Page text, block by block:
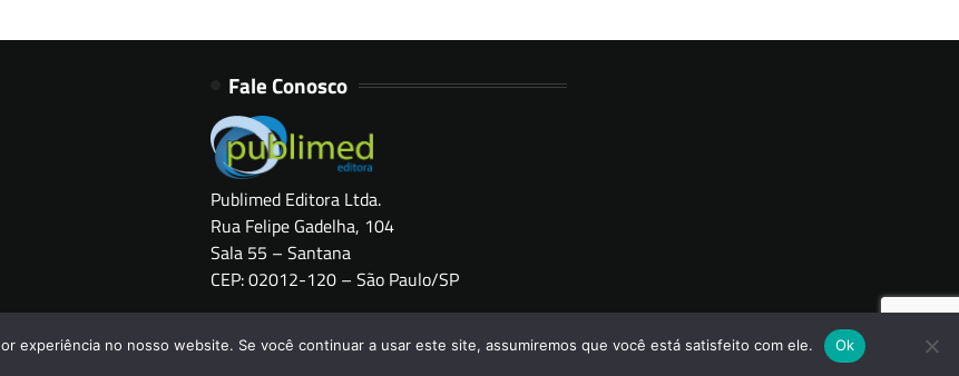
Fale Conosco
Publimed Editora Ltda.
Rua Felipe Gadelha, 104
Sala 55 – Santana
CEP: 02012-120 – São Paulo/SP
Copyright © 2026HOSPITAIS BRASIL
experiência no nosso website. Se você continuar a usar este site, assumiremos que você está satisfeito com ele. Ok